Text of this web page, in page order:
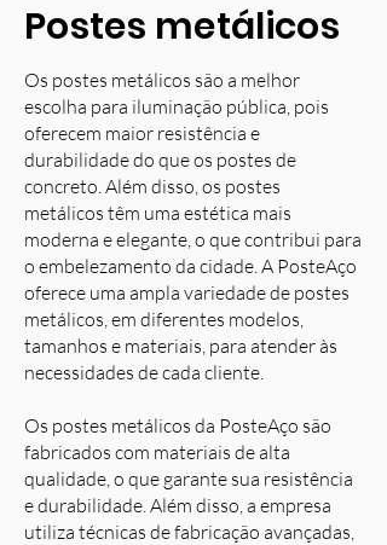
Postes metálicos
Os postes metálicos são a melhor
escolha para iluminação pública, pois
oferecem maior resistência e
durabilidade do que os postes de
concreto. Além disso, os postes
metálicos têm uma estética mais
moderna e elegante, o que contribui para
o embelezamento da cidade. A PosteAço
oferece uma ampla variedade de postes
metálicos, em diferentes modelos,
tamanhos e materiais, para atender às
necessidades de cada cliente.
Os postes metálicos da PosteAço são
fabricados com materiais de alta
qualidade, o que garante sua resistência
e durabilidade. Além disso, a empresa
utiliza técnicas de fabricação avançadas,